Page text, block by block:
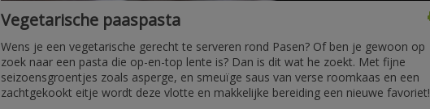
Vegetarische paaspasta
Wens je een vegetarische gerecht te serveren rond Pasen? Of ben je gewoon op
zoek naar een pasta die op-en-top lente is? Dan is dit wat he zoekt. Met fijne
seizoensgroentjes zoals asperge, en smeuïge saus van verse roomkaas en een
zachtgekookt eitje wordt deze vlotte en makkelijke bereiding een nieuwe favoriet!